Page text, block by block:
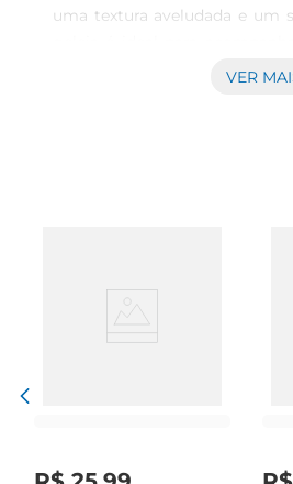
uma textura aveludada e um
uma variedade de
em cada
VER